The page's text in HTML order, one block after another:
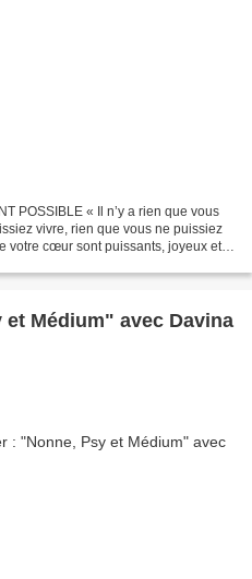
POSSIBLE « Il n’y a rien que vous
vivre, rien que vous ne puissiez
votre cœur sont puissants, joyeux et
Médium" avec Davina